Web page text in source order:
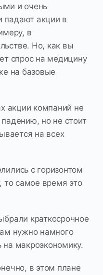
и очень
падают акции в
в
Но, как вы
спрос на медицину
на базовые
акции компаний не
но не стоит
на всех
с горизонтом
то самое время это
краткосрочное
нужно намного
макроэкономику.
в этом плане